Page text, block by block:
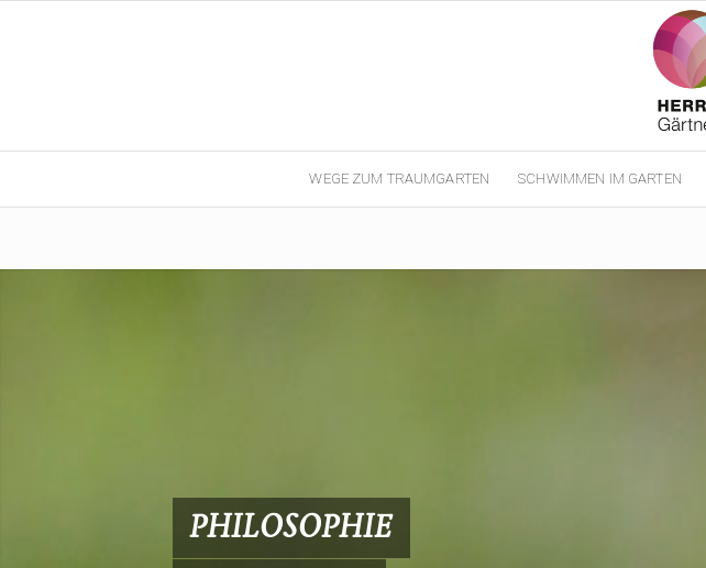
WEGE ZUM TRAUMGARTEN SCHWIMMEN IM GARTEN
PHILOSOPHIE